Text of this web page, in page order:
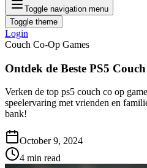
Toggle navigation menu
Toggle theme
Login
Couch Co-Op Games
Ontdek de Beste PS5
Verken de top ps5 couch co op
speelervaring met vrienden en
bank!
October 9, 2024
4 min read